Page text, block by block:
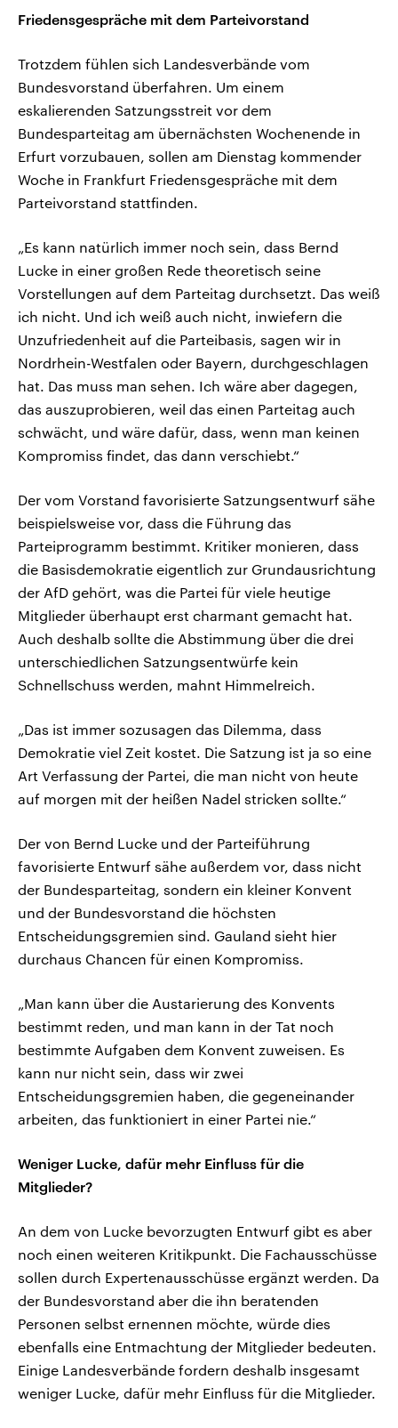
Friedensgespräche mit dem Parteivorstand
Trotzdem fühlen sich Landesverbände vom
Bundesvorstand überfahren. Um einem
eskalierenden Satzungsstreit vor dem
Bundesparteitag am übernächsten Wochenende in
Erfurt vorzubauen, sollen am Dienstag kommender
Woche in Frankfurt Friedensgespräche mit dem
Parteivorstand stattfinden.
„Es kann natürlich immer noch sein, dass Bernd
Lucke in einer großen Rede theoretisch seine
Vorstellungen auf dem Parteitag durchsetzt. Das weiß
ich nicht. Und ich weiß auch nicht, inwiefern die
Unzufriedenheit auf die Parteibasis, sagen wir in
Nordrhein-Westfalen oder Bayern, durchgeschlagen
hat. Das muss man sehen. Ich wäre aber dagegen,
das auszuprobieren, weil das einen Parteitag auch
schwächt, und wäre dafür, dass, wenn man keinen
Kompromiss findet, das dann verschiebt.“
Der vom Vorstand favorisierte Satzungsentwurf sähe
beispielsweise vor, dass die Führung das
Parteiprogramm bestimmt. Kritiker monieren, dass
die Basisdemokratie eigentlich zur Grundausrichtung
der AfD gehört, was die Partei für viele heutige
Mitglieder überhaupt erst charmant gemacht hat.
Auch deshalb sollte die Abstimmung über die drei
unterschiedlichen Satzungsentwürfe kein
Schnellschuss werden, mahnt Himmelreich.
„Das ist immer sozusagen das Dilemma, dass
Demokratie viel Zeit kostet. Die Satzung ist ja so eine
Art Verfassung der Partei, die man nicht von heute
auf morgen mit der heißen Nadel stricken sollte.“
Der von Bernd Lucke und der Parteiführung
favorisierte Entwurf sähe außerdem vor, dass nicht
der Bundesparteitag, sondern ein kleiner Konvent
und der Bundesvorstand die höchsten
Entscheidungsgremien sind. Gauland sieht hier
durchaus Chancen für einen Kompromiss.
„Man kann über die Austarierung des Konvents
bestimmt reden, und man kann in der Tat noch
bestimmte Aufgaben dem Konvent zuweisen. Es
kann nur nicht sein, dass wir zwei
Entscheidungsgremien haben, die gegeneinander
arbeiten, das funktioniert in einer Partei nie.“
Weniger Lucke, dafür mehr Einfluss für die
Mitglieder?
An dem von Lucke bevorzugten Entwurf gibt es aber
noch einen weiteren Kritikpunkt. Die Fachausschüsse
sollen durch Expertenausschüsse ergänzt werden. Da
der Bundesvorstand aber die ihn beratenden
Personen selbst ernennen möchte, würde dies
ebenfalls eine Entmachtung der Mitglieder bedeuten.
Einige Landesverbände fordern deshalb insgesamt
weniger Lucke, dafür mehr Einfluss für die Mitglieder.